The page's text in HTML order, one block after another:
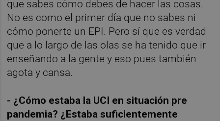
que sabes cómo debes de hacer las cosas.
No es como el primer día que no sabes ni
cómo ponerte un EPI. Pero sí que es verdad
que a lo largo de las olas se ha tenido que ir
enseñando a la gente y eso pues también
agota y cansa.
- ¿Cómo estaba la UCI en situación pre
pandemia? ¿Estaba suficientemente